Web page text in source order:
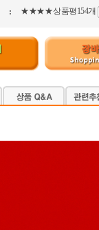
: ★★★★상품평154개